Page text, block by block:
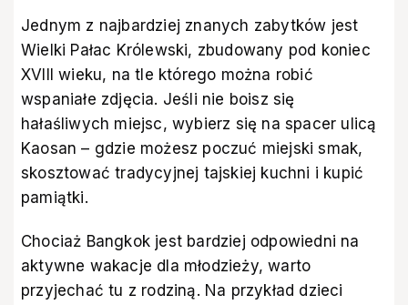
Jednym z najbardziej znanych zabytków jest
Wielki Pałac Królewski, zbudowany pod koniec
XVIII wieku, na tle którego można robić
wspaniałe zdjęcia. Jeśli nie boisz się
hałaśliwych miejsc, wybierz się na spacer ulicą
Kaosan – gdzie możesz poczuć miejski smak,
skosztować tradycyjnej tajskiej kuchni i kupić
pamiątki.
Chociaż Bangkok jest bardziej odpowiedni na
aktywne wakacje dla młodzieży, warto
przyjechać tu z rodziną. Na przykład dzieci